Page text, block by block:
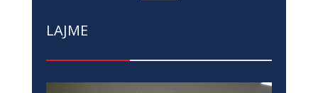
LAJME